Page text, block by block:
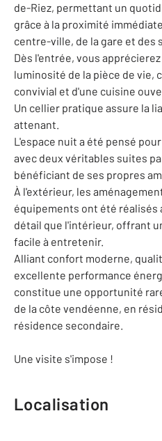
de-Riez, permettant un
grâce à la proximité
centre-ville, de la gare et des
Dès l'entrée, vous
luminosité de la pièce de vie,
convivial et d'une cuisine
Un cellier pratique assure la
attenant.
L'espace nuit a été pensé
avec deux véritables suites
bénéficiant de ses propres
À l'extérieur, les
équipements ont été réalisés
détail que l'intérieur, offrant
facile à entretenir.
Alliant confort moderne,
excellente performance
constitue une opportunité
de la côte vendéenne, en
résidence secondaire.
Une visite s'impose !
Localisation